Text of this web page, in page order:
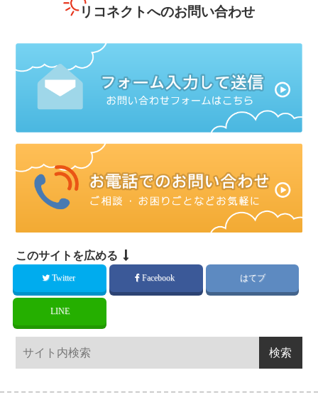
リコネクトへのお問い合わせ
このサイトを広める
Twitter Facebook はてブ
LINE